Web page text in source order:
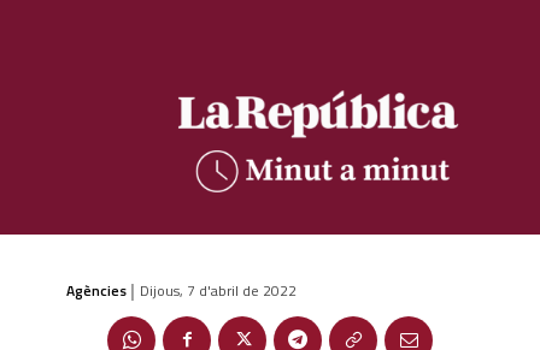
Agències | Dijous, 7 d'abril de 2022